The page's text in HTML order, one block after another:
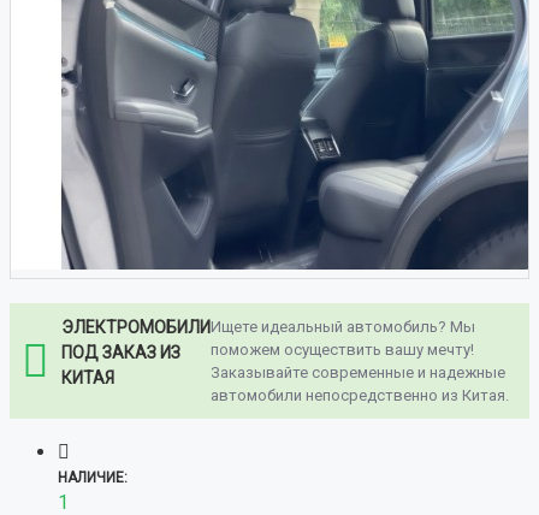
ЭЛЕКТРОМОБИЛИ
ПОД ЗАКАЗ ИЗ
КИТАЯ
Ищете идеальный автомобиль? Мы
поможем осуществить вашу мечту!
Заказывайте современные и надежные
автомобили непосредственно из Китая.
НАЛИЧИЕ:
1